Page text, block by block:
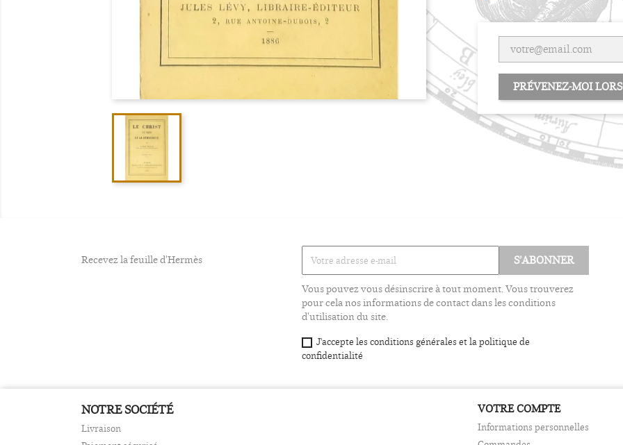
PRÉVENEZ-MOI
Recevez la feuille d'Hermès
Vous pouvez vous désinscrire à tout moment. Vous trouverez
pour cela nos informations de contact dans les conditions
d'utilisation du site.
J'accepte les conditions générales et la politique de
confidentialité
NOTRE SOCIÉTÉ
Livraison
VOTRE COMPTE
Informations personnelles